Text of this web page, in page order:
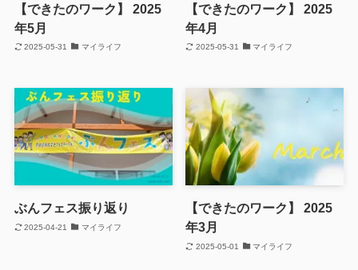
【できたのワーク】 2025
年5月
2025-05-31 マイライフ
【できたのワーク】 2025
年4月
2025-05-31 マイライフ
ぶんフェス振り返り
2025-04-21 マイライフ
【できたのワーク】 2025
年3月
2025-05-01 マイライフ